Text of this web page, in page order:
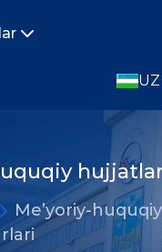
UZ
Me’yoriy-